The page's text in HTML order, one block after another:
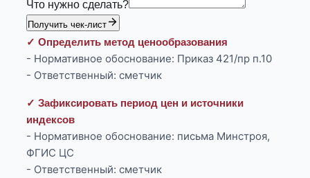
Что нужно сделать?
Получить чек-лист
✓ Определить метод ценообразования
- Нормативное обоснование: Приказ 421/пр п.10
- Ответственный: сметчик
✓ Зафиксировать период цен и источники
индексов
- Нормативное обоснование: письма Минстроя,
ФГИС ЦС
- Ответственный: сметчик